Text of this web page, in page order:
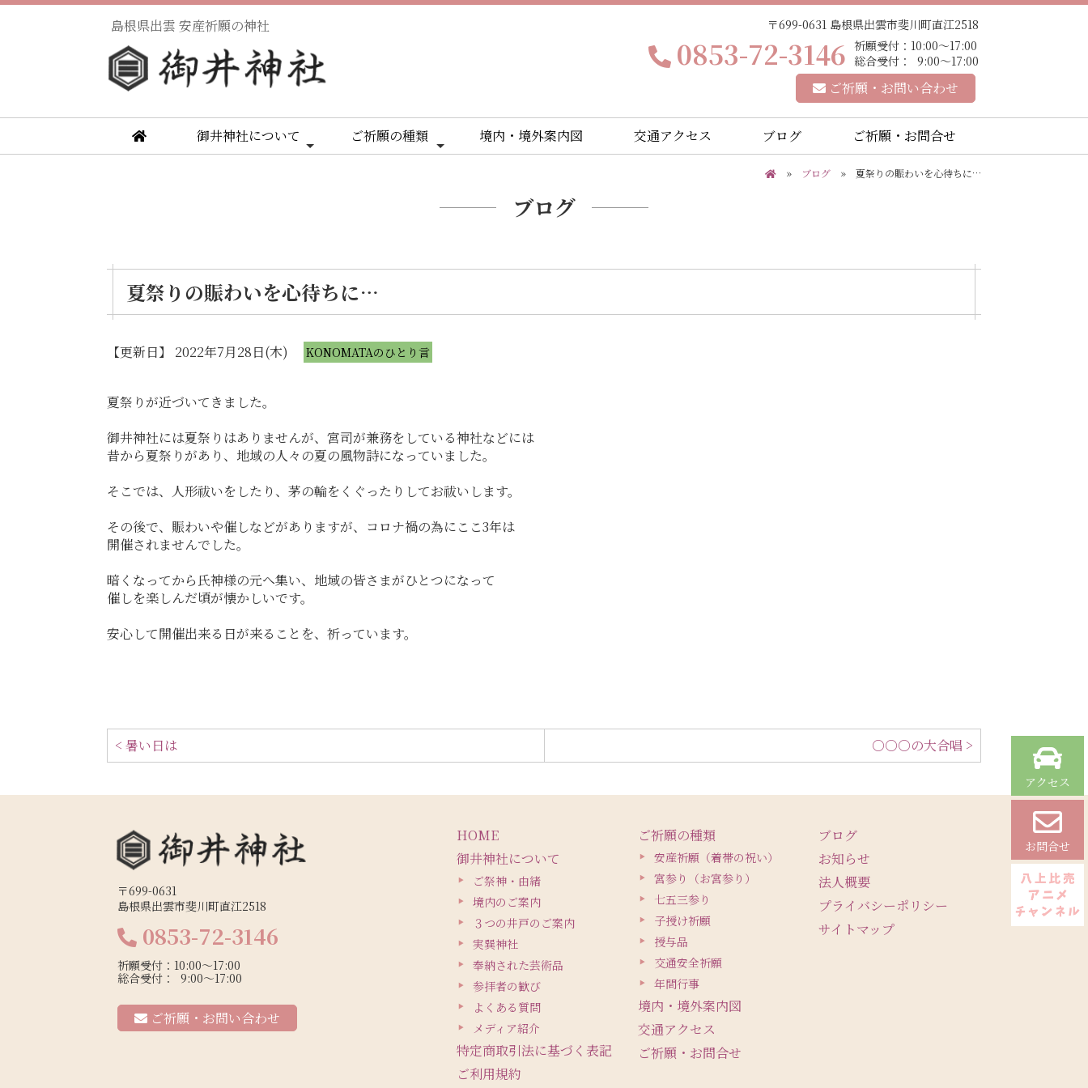
島根県出雲 安産祈願の神社 〒699-0631 島根県出雲市斐川町直江2518
0853-72-3146 祈願受付：10:00～17:00
総合受付： 9:00～17:00
ご祈願・お問い合わせ
御井神社について ご祈願の種類 境内・境外案内図 交通アクセス ブログ ご祈願・お問合せ
» ブログ » 夏祭りの賑わいを心待ちに…
ブログ
夏祭りの賑わいを心待ちに…
【更新日】 2022年7月28日(木) KONOMATAのひとり言
夏祭りが近づいてきました。
御井神社には夏祭りはありませんが、宮司が兼務をしている神社などには
昔から夏祭りがあり、地域の人々の夏の風物詩になっていました。
そこでは、人形祓いをしたり、茅の輪をくぐったりしてお祓いします。
その後で、賑わいや催しなどがありますが、コロナ禍の為にここ3年は
開催されませんでした。
暗くなってから氏神様の元へ集い、地域の皆さまがひとつになって
催しを楽しんだ頃が懐かしいです。
安心して開催出来る日が来ることを、祈っています。
< 暑い日は ○○○の大合唱 >
〒699-0631
島根県出雲市斐川町直江2518
0853-72-3146
祈願受付：10:00～17:00
総合受付： 9:00～17:00
ご祈願・お問い合わせ
HOME
御井神社について
ご祭神・由緒
境内のご案内
３つの井戸のご案内
実巽神社
奉納された芸術品
参拝者の歓び
よくある質問
メディア紹介
特定商取引法に基づく表記
ご利用規約
ご祈願の種類
安産祈願（着帯の祝い）
宮参り（お宮参り）
七五三参り
子授け祈願
授与品
交通安全祈願
年間行事
境内・境外案内図
交通アクセス
ご祈願・お問合せ
ブログ
お知らせ
法人概要
プライバシーポリシー
サイトマップ
アクセス
お問合せ